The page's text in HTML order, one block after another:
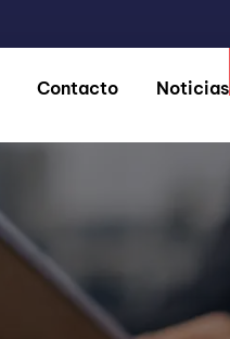
Contacto Noticias